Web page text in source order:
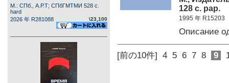
М.: СПб., А.Р.Т; СПбГМТМИ 528 c.
hard
2026 年 R281088
\23,100
128 c. pap.
1995 年 R15203
Описание
[前の10件] 4 5 6 7 8 9